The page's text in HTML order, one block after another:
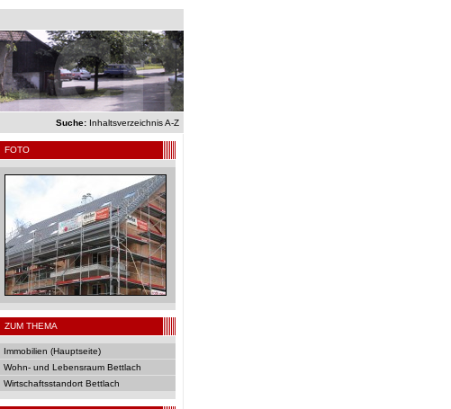
Suche: Inhaltsverzeichnis A-Z
FOTO
ZUM THEMA
Immobilien (Hauptseite)
Wohn- und Lebensraum Bettlach
Wirtschaftsstandort Bettlach